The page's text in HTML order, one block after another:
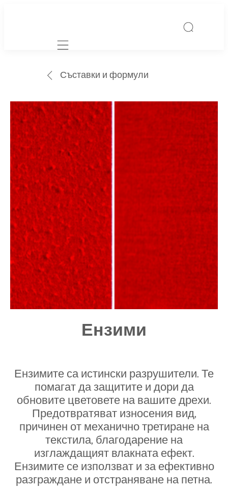
Mobile navigation
Съставки и формули
Ензими
Ензимите са истински разрушители. Те
помагат да защитите и дори да
обновите цветовете на вашите дрехи.
Предотвратяват износения вид,
причинен от механично третиране на
текстила, благодарение на
изглаждащият влакната ефект.
Ензимите се използват и за ефективно
разграждане и отстраняване на петна.